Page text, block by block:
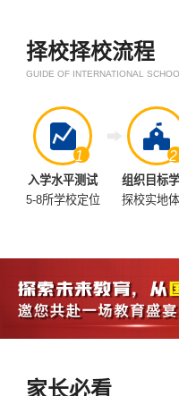
择校择校流程
GUIDE OF INTERNATIONAL
1
入学水平测试
5-8所学校定位
2
组织目标
探校实地
家长必看